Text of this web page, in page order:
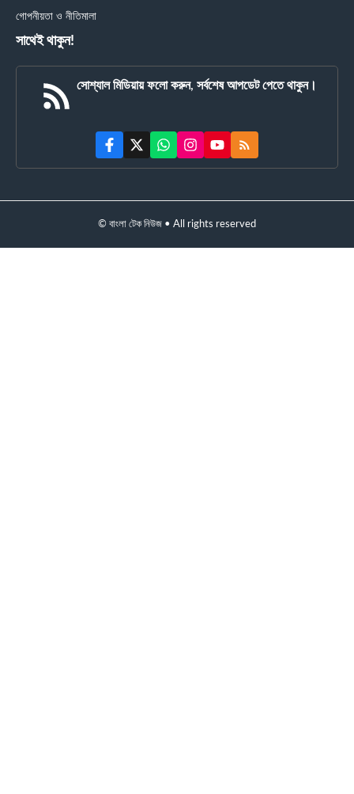
গোপনীয়তা ও নীতিমালা
সাথেই থাকুন!
সোশ্যাল মিডিয়ায় ফলো করুন, সর্বশেষ আপডেট পেতে থাকুন।
© বাংলা টেক নিউজ • All rights reserved